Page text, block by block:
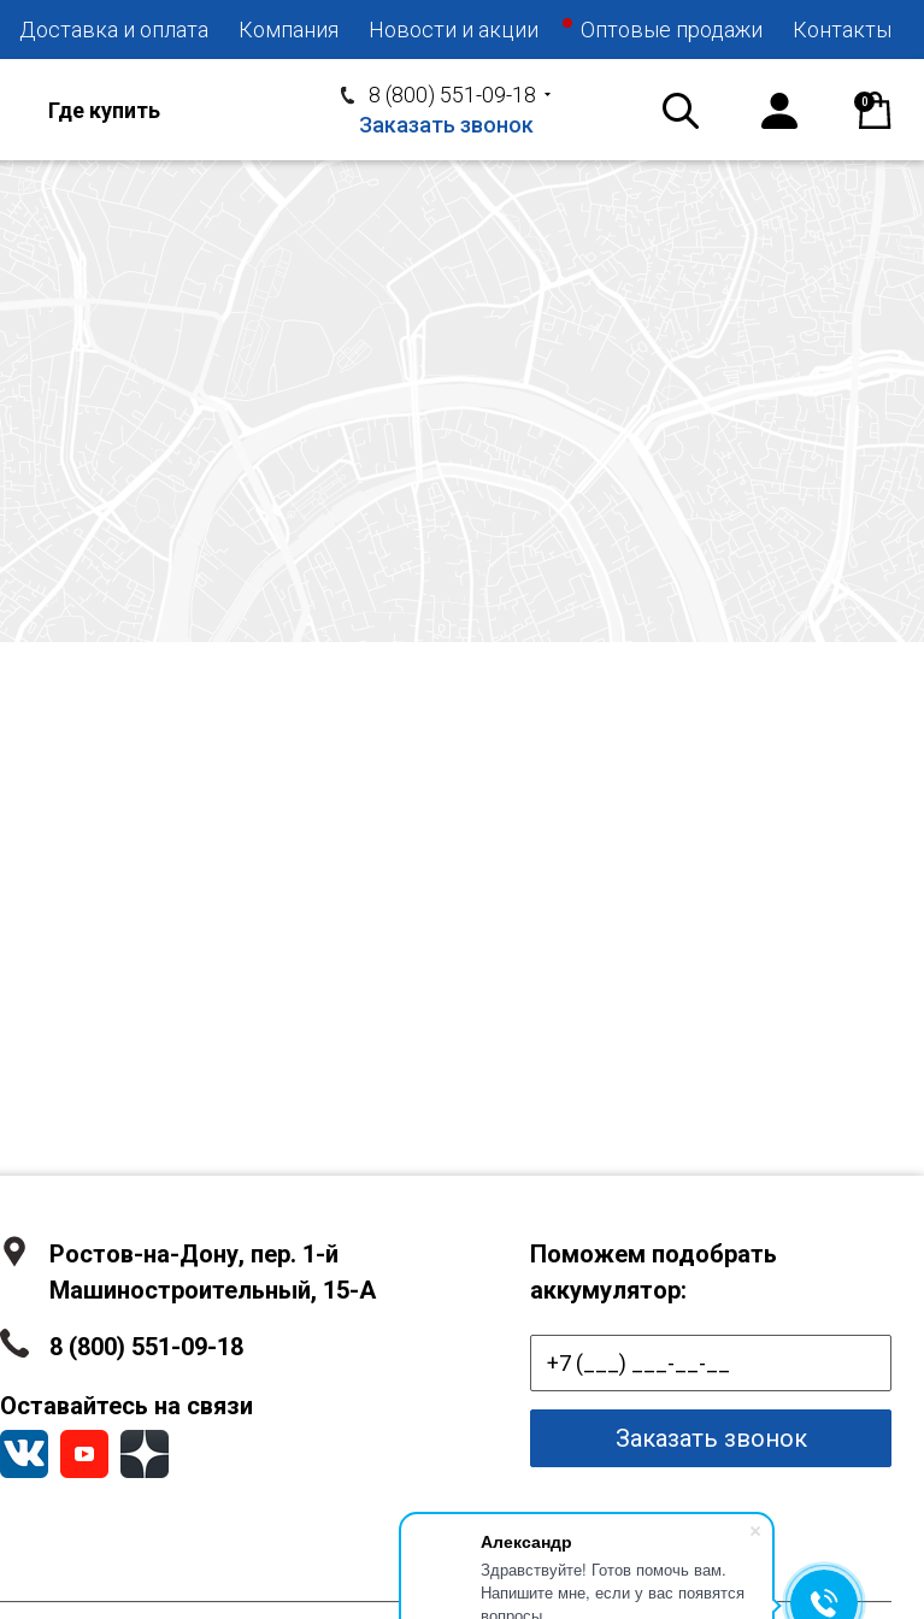
Александр
Здравствуйте! Готов помочь вам.
Напишите мне, если у вас появятся
Доставка и оплата Компания Новости и акции Оптовые продажи Контакты
Где купить
8 (800) 551-09-18
Заказать звонок
0
Ростов-на-Дону, пер. 1-й
Машиностроительный, 15-А
8 (800) 551-09-18
Оставайтесь на связи
Поможем подобрать
аккумулятор:
Заказать звонок